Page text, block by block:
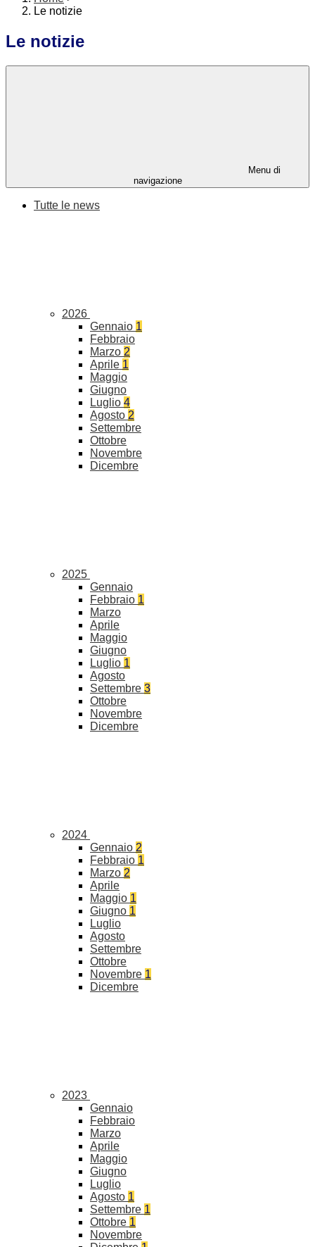
Le notizie
Le notizie
Menu di
navigazione
Tutte le news
2026
Gennaio 1
Febbraio
Marzo 2
Aprile 1
Maggio
Giugno
Luglio 4
Agosto 2
Settembre
Ottobre
Novembre
Dicembre
2025
Gennaio
Febbraio 1
Marzo
Aprile
Maggio
Giugno
Luglio 1
Agosto
Settembre 3
Ottobre
Novembre
Dicembre
2024
Gennaio 2
Febbraio 1
Marzo 2
Aprile
Maggio 1
Giugno 1
Luglio
Agosto
Settembre
Ottobre
Novembre 1
Dicembre
2023
Gennaio
Febbraio
Marzo
Aprile
Maggio
Giugno
Luglio
Agosto 1
Settembre 1
Ottobre 1
Novembre